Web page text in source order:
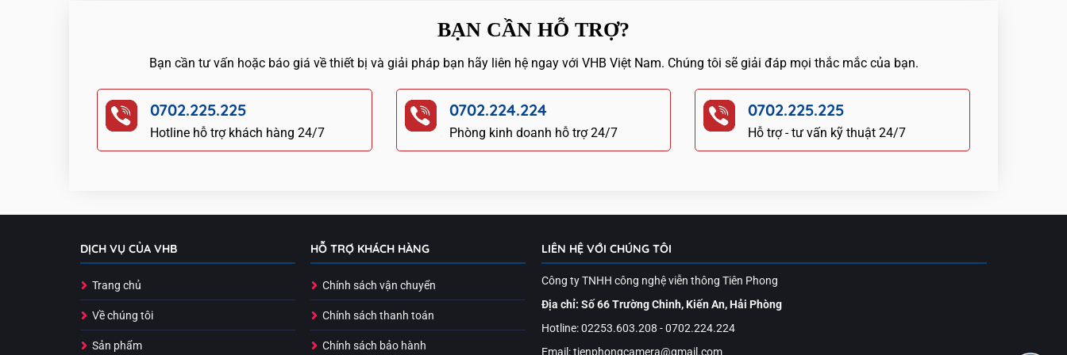
BẠN CẦN HỖ TRỢ?
Bạn cần tư vấn hoặc báo giá về thiết bị và giải pháp bạn hãy liên hệ ngay với VHB Việt Nam. Chúng tôi sẽ giải đáp mọi thắc mắc của bạn.
0702.225.225
Hotline hỗ trợ khách hàng 24/7
0702.224.224
Phòng kinh doanh hỗ trợ 24/7
0702.225.225
Hỗ trợ - tư vấn kỹ thuật 24/7
DỊCH VỤ CỦA VHB
Trang chủ
Về chúng tôi
Sản phẩm
HỖ TRỢ KHÁCH HÀNG
Chính sách vận chuyển
Chính sách thanh toán
Chính sách bảo hành
LIÊN HỆ VỚI CHÚNG TÔI
Công ty TNHH công nghệ viễn thông Tiên Phong
Địa chỉ: Số 66 Trường Chinh, Kiến An, Hải Phòng
Hotline: 02253.603.208 - 0702.224.224